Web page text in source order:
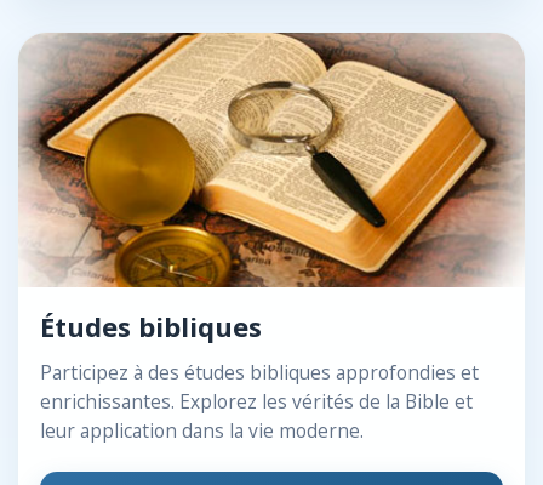
Études bibliques
Participez à des études bibliques approfondies et
enrichissantes. Explorez les vérités de la Bible et
leur application dans la vie moderne.